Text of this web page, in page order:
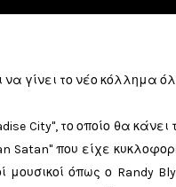
να γίνει το νέο κόλλημα
City", το οποίο θα
Satan" που είχε
μουσικοί όπως ο Randy